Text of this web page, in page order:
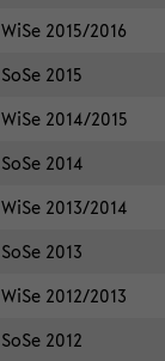
WiSe 2015/2016
SoSe 2015
WiSe 2014/2015
SoSe 2014
WiSe 2013/2014
SoSe 2013
WiSe 2012/2013
SoSe 2012